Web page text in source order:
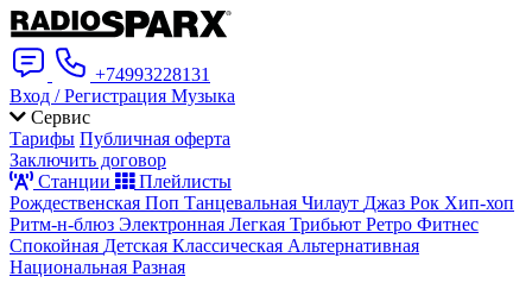
+74993228131
Вход / Регистрация Музыка
Сервис
Тарифы Публичная оферта
Заключить договор
Станции
Плейлисты
Рождественская Поп Танцевальная Чилаут Джаз Рок Хип-хоп
Ритм-н-блюз Электронная Легкая Трибьют Ретро Фитнес
Спокойная Детская Классическая Альтернативная
Национальная Разная